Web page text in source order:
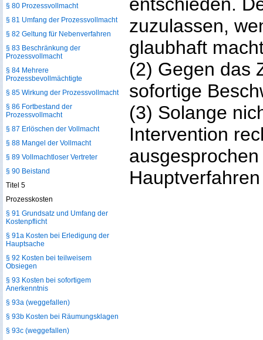
zuzulassen,
glaubhaft
(2) Gegen das
sofortige
(3) Solange
Intervention
§ 80 Prozessvollmacht
§ 81 Umfang der Prozessvollmacht
§ 82 Geltung für Nebenverfahren
§ 83 Beschränkung der
Prozessvollmacht
§ 84 Mehrere
Prozessbevollmächtigte
§ 85 Wirkung der Prozessvollmacht
§ 86 Fortbestand der
Prozessvollmacht
§ 87 Erlöschen der Vollmacht
§ 88 Mangel der Vollmacht
§ 89 Vollmachtloser Vertreter
§ 90 Beistand
Titel 5
Prozesskosten
§ 91 Grundsatz und Umfang der
Kostenpflicht
§ 91a Kosten bei Erledigung der
Hauptsache
§ 92 Kosten bei teilweisem
Obsiegen
§ 93 Kosten bei sofortigem
Anerkenntnis
§ 93a (weggefallen)
§ 93b Kosten bei Räumungsklagen
§ 93c (weggefallen)